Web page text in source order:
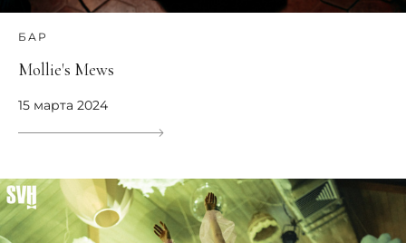
БАР
Mollie's Mews
15 марта 2024